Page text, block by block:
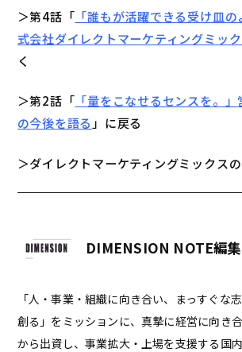
＞第4話「 「誰もが活躍できる受け皿
式会社ダイレクトマーケティングミッ
く
＞第2話「 「量をこなせるセンスを。
の今後を語る 」に戻る
＞ダイレクトマーケティングミックス
DIMENSION NOTE編
「人・事業・組織に向き合い、まっすぐな
創る」をミッションに、真摯に経営に向き
から出資し、事業拡大・上場を支援する国